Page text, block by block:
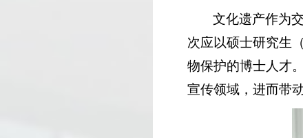
文化遗产作为
次应以硕士研究生
物保护的博士人才
宣传领域，进而带